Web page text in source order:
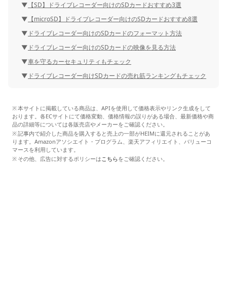
【SD】ドライブレコーダー向けのSDカードおすすめ3選
【microSD】ドライブレコーダー向けのSDカードおすすめ8選
ドライブレコーダー向けのSDカードのフォーマット方法
ドライブレコーダー向けのSDカードの映像を見る方法
車を守るカーセキュリティもチェック
ドライブレコーダー向けSDカードの売れ筋ランキングもチェック
本サイトに掲載している商品は、APIを使用して価格表示やリンク生成をして
おります。各ECサイトにて価格変動、価格情報の誤りがある場合、最新価格や商
品の詳細等については各販売店やメーカーをご確認ください。
記事内で紹介した商品を購入すると売上の一部がHEIMに還元されることがあ
ります。Amazonアソシエイト・プログラム、楽天アフィリエイト、バリューコ
マースを利用しています。
その他、広告に対するポリシーはこちらをご確認ください。